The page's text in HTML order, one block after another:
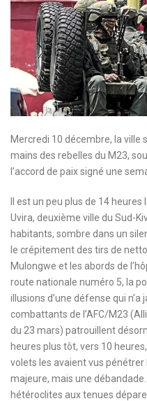
Mercredi 10 décembre, la ville
mains des rebelles du M23,
l’accord de paix signé une
Il est un peu plus de 14 heures
Uvira, deuxième ville du Sud-
habitants, sombre dans un
le crépitement des tirs de
Mulongwe et les abords de
route nationale numéro 5, la
illusions d’une défense qui
combattants de l’AFC/M23
du 23 mars) patrouillent
heures plus tôt, vers 10
volets les avaient vus
majeure, mais une
hétéroclites aux tenues